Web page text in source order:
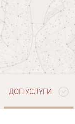
ДОП УСЛУГИ